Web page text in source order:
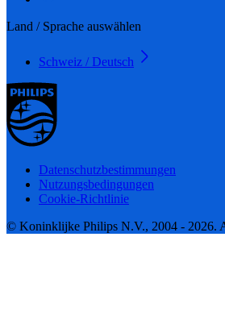
Land / Sprache auswählen
Schweiz / Deutsch
Datenschutzbestimmungen
Nutzungsbedingungen
Cookie-Richtlinie
© Koninklijke Philips N.V., 2004 - 2026.